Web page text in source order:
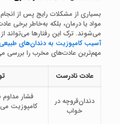
بسیاری از مشکلات رایج پس از
مواد یا درمان، بلکه به‌خاطر برخی
می‌شوند. ترک این رفتارها می‌تواند
آسیب کامپوزیت به دندان‌های
مهم‌ترین عادت‌های مخرب را بررسی
عادت نادرست
دندان‌قروچه در
خواب
فشار
کامپوزیت